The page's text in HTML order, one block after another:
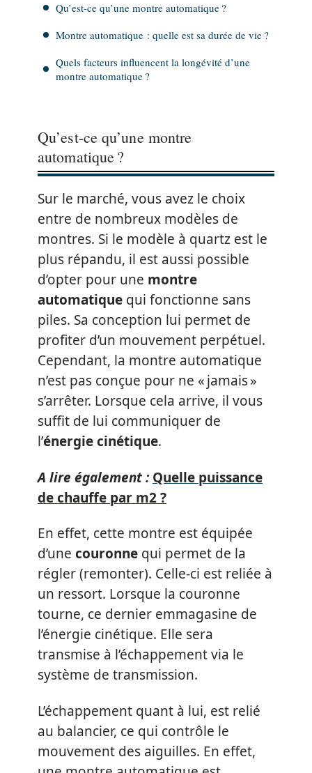
Qu’est-ce qu’une montre automatique ?
Montre automatique : quelle est sa durée de vie ?
Quels facteurs influencent la longévité d’une
montre automatique ?
Qu’est-ce qu’une montre
automatique ?
Sur le marché, vous avez le choix
entre de nombreux modèles de
montres. Si le modèle à quartz est le
plus répandu, il est aussi possible
d’opter pour une montre
automatique qui fonctionne sans
piles. Sa conception lui permet de
profiter d’un mouvement perpétuel.
Cependant, la montre automatique
n’est pas conçue pour ne « jamais »
s’arrêter. Lorsque cela arrive, il vous
suffit de lui communiquer de
l’énergie cinétique.
A lire également : Quelle puissance
de chauffe par m2 ?
En effet, cette montre est équipée
d’une couronne qui permet de la
régler (remonter). Celle-ci est reliée à
un ressort. Lorsque la couronne
tourne, ce dernier emmagasine de
l’énergie cinétique. Elle sera
transmise à l’échappement via le
système de transmission.
L’échappement quant à lui, est relié
au balancier, ce qui contrôle le
mouvement des aiguilles. En effet,